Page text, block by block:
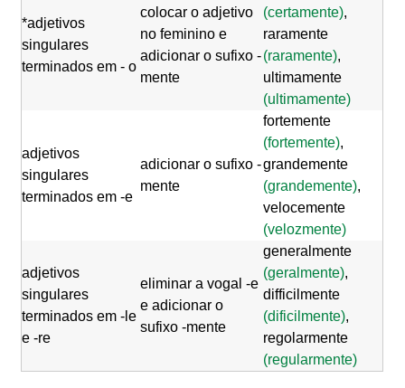
*adjetivos
singulares
terminados em - o
colocar o adjetivo
no feminino e
adicionar o sufixo -
mente
(certamente),
raramente
(raramente),
ultimamente
(ultimamente)
adjetivos
singulares
terminados em -e
adicionar o sufixo -
mente
fortemente
(fortemente),
grandemente
(grandemente),
velocemente
(velozmente)
adjetivos
singulares
terminados em -le
e -re
eliminar a vogal -e
e adicionar o
sufixo -mente
generalmente
(geralmente),
difficilmente
(dificilmente),
regolarmente
(regularmente)